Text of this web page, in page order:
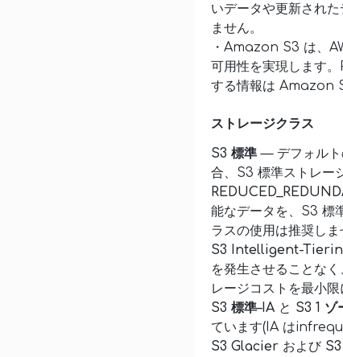
いデータや更新され
ません。
・Amazon S3 は、
可用性を実現します
する情報は Amazon
ストレージクラス
S3 標準— デフォルト
合、S3 標準ストレー
能なデータを、S3 標
ラスの使用は推奨し
S3 Intelligent-
を発生させることな
レージコストを最小
S3 標準–IAと S3 1 ゾ
ています(IA は
S3 Glacierおよび